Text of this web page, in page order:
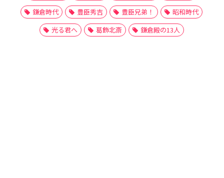
鎌倉時代
豊臣秀吉 豊臣兄弟！
昭和時代
光る君へ
葛飾北斎 鎌倉殿の13人